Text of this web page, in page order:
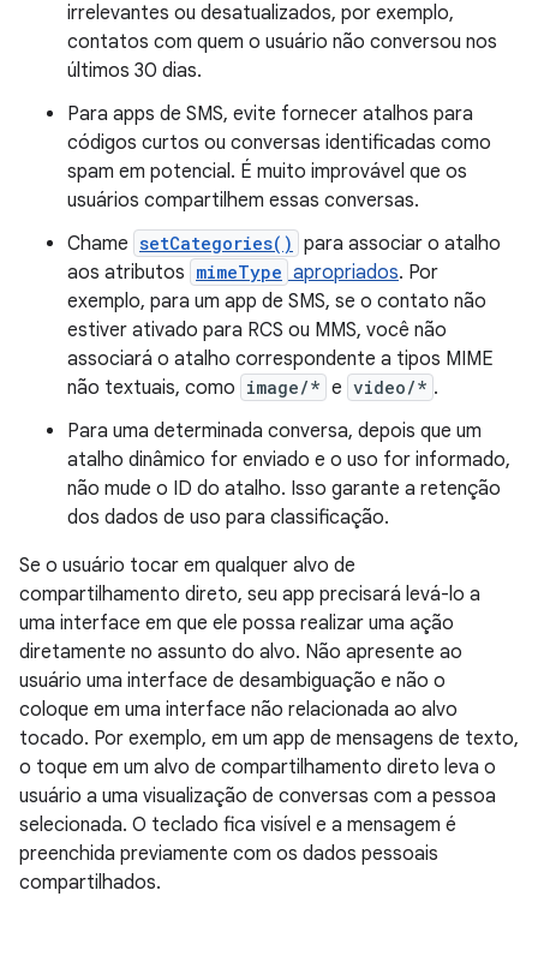
irrelevantes ou desatualizados, por exemplo,
contatos com quem o usuário não conversou nos
últimos 30 dias.
Para apps de SMS, evite fornecer atalhos para
códigos curtos ou conversas identificadas como
spam em potencial. É muito improvável que os
usuários compartilhem essas conversas.
Chame setCategories() para associar o atalho
aos atributos mimeType apropriados. Por
exemplo, para um app de SMS, se o contato não
estiver ativado para RCS ou MMS, você não
associará o atalho correspondente a tipos MIME
não textuais, como image/* e video/* .
Para uma determinada conversa, depois que um
atalho dinâmico for enviado e o uso for informado,
não mude o ID do atalho. Isso garante a retenção
dos dados de uso para classificação.
Se o usuário tocar em qualquer alvo de
compartilhamento direto, seu app precisará levá-lo a
uma interface em que ele possa realizar uma ação
diretamente no assunto do alvo. Não apresente ao
usuário uma interface de desambiguação e não o
coloque em uma interface não relacionada ao alvo
tocado. Por exemplo, em um app de mensagens de texto,
o toque em um alvo de compartilhamento direto leva o
usuário a uma visualização de conversas com a pessoa
selecionada. O teclado fica visível e a mensagem é
preenchida previamente com os dados pessoais
compartilhados.